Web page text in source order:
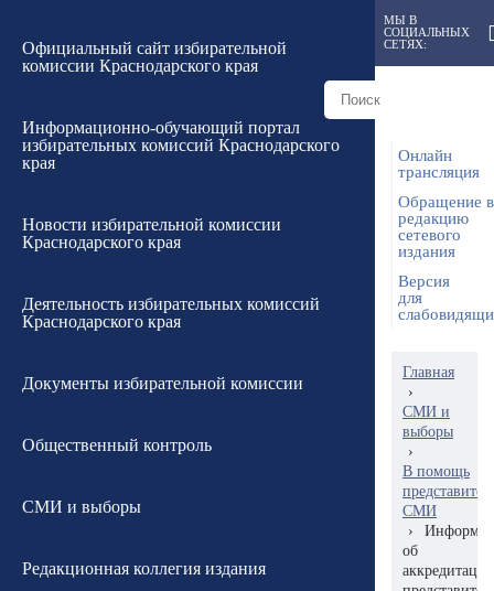
Официальный сайт избирательной
комиссии Краснодарского края
Информационно-обучающий портал
избирательных комиссий Краснодарского
края
Новости избирательной комиссии
Краснодарского края
Деятельность избирательных комиссий
Краснодарского края
Документы избирательной комиссии
Общественный контроль
СМИ и выборы
Редакционная коллегия издания
МЫ В
СОЦИАЛЬНЫХ
СЕТЯХ:
Онлайн
трансляция
Обращение в
редакцию
сетевого
издания
Версия
для
Главная
›
СМИ и
выборы
›
В помощь
СМИ
›
об
аккредитации